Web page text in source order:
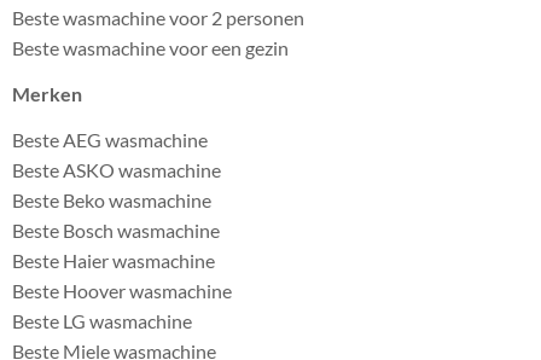
Beste wasmachine voor 2 personen
Beste wasmachine voor een gezin
Merken
Beste AEG wasmachine
Beste ASKO wasmachine
Beste Beko wasmachine
Beste Bosch wasmachine
Beste Haier wasmachine
Beste Hoover wasmachine
Beste LG wasmachine
Beste Miele wasmachine